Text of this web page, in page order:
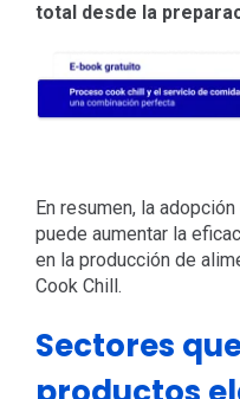
total desde la
En resumen, la
puede aumentar la
en la producción de
Cook Chill.
Sectores